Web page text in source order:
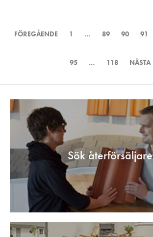
TILL
FÖREGÅENDE 1 … 89 90 91
95 … 118 NÄSTA
Sök återförsäljare